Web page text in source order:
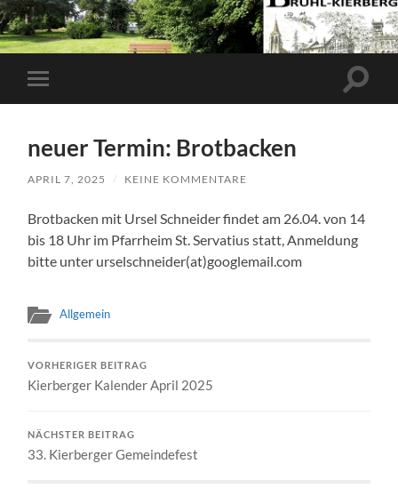
Mobile-
Menü
neuer Termin: Brotbacken
APRIL 7, 2025 / KEINE KOMMENTARE
Brotbacken mit Ursel Schneider findet am 26.04. von 14
bis 18 Uhr im Pfarrheim St. Servatius statt, Anmeldung
bitte unter urselschneider(at)googlemail.com
Allgemein
VORHERIGER BEITRAG
Kierberger Kalender April 2025
NÄCHSTER BEITRAG
33. Kierberger Gemeindefest